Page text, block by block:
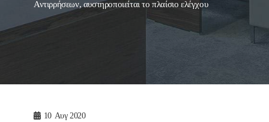
Αντιρρήσεων, αυστηροποιείται το πλαίσιο ελέγχου
10 Αυγ 2020